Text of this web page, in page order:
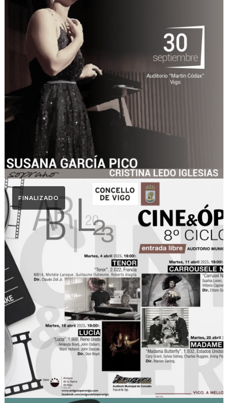
Novas Voces. Otoño
Lírico 2023
Ciclo Cine y Ópera 2023
Ciclo Cine & Ópera
FINALIZADO